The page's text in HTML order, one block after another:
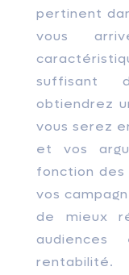
pertinent
vous
suffisant
obtiendrez
vous serez
et vos
fonction des
vos
de mieux
rentabilité.